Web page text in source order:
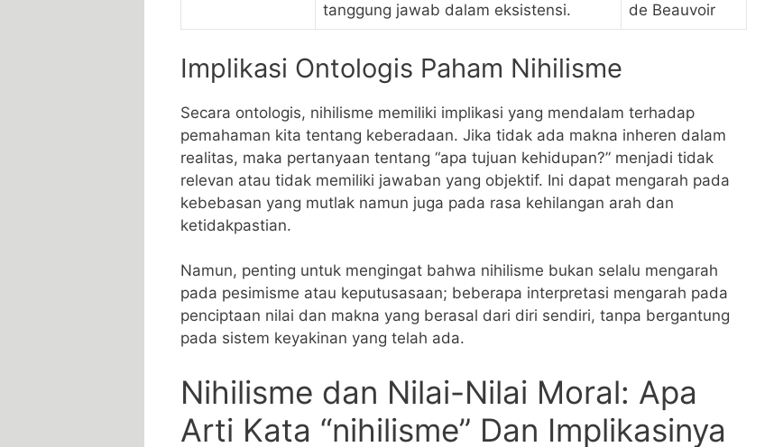
tanggung jawab dalam eksistensi.
de Beauvoir
Implikasi Ontologis Paham Nihilisme
Secara ontologis, nihilisme memiliki implikasi yang mendalam terhadap
pemahaman kita tentang keberadaan. Jika tidak ada makna inheren dalam
realitas, maka pertanyaan tentang “apa tujuan kehidupan?” menjadi tidak
relevan atau tidak memiliki jawaban yang objektif. Ini dapat mengarah pada
kebebasan yang mutlak namun juga pada rasa kehilangan arah dan
ketidakpastian.
Namun, penting untuk mengingat bahwa nihilisme bukan selalu mengarah
pada pesimisme atau keputusasaan; beberapa interpretasi mengarah pada
penciptaan nilai dan makna yang berasal dari diri sendiri, tanpa bergantung
pada sistem keyakinan yang telah ada.
Nihilisme dan Nilai-Nilai Moral: Apa
Arti Kata “nihilisme” Dan Implikasinya